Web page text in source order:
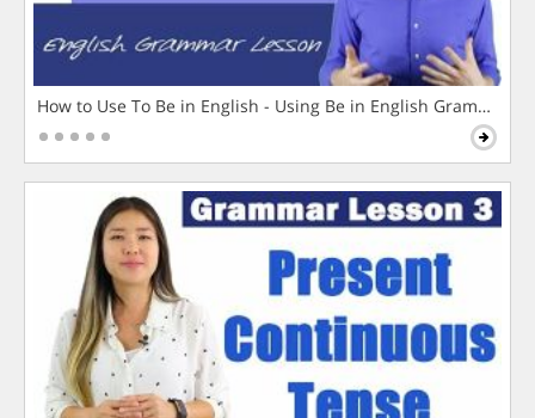
How to Use To Be in English - Using Be in English Grammar